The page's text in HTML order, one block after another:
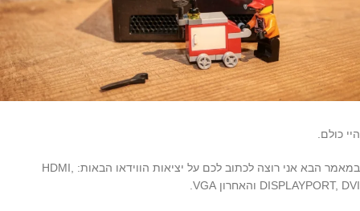
היי כולם.
במאמר הבא אני רוצה לכתוב לכם על יציאות הווידאו הבאות: HDMI,
DISPLAYPORT, DVI והאחרון VGA.